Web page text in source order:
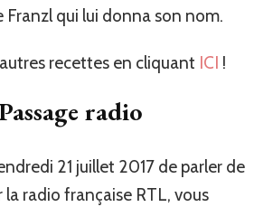
Franzl qui lui donna son nom.
recettes en cliquant ICI !
radio
21 juillet 2017 de parler de
radio française RTL, vous